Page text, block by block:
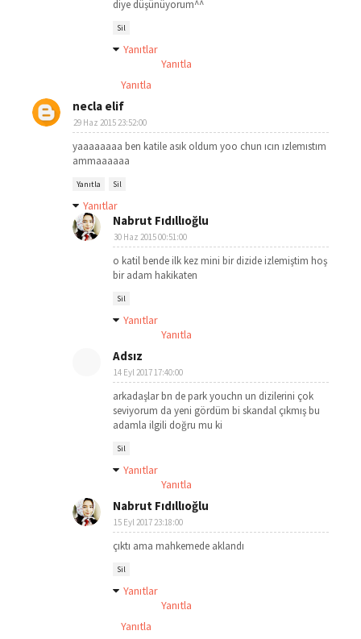
diye düşünüyorum^^
Sil
Yanıtlar
Yanıtla
Yanıtla
necla elif
29 Haz 2015 23:52:00
yaaaaaaaa ben katile asık oldum yoo chun ıcın ızlemıstım
ammaaaaaa
Yanıtla Sil
Yanıtlar
Nabrut Fıdıllıoğlu
30 Haz 2015 00:51:00
o katil bende ilk kez mini bir dizide izlemiştim hoş
bir adam hakikaten
Sil
Yanıtlar
Yanıtla
Adsız
14 Eyl 2017 17:40:00
arkadaşlar bn de park youchn un dizilerini çok
seviyorum da yeni gördüm bi skandal çıkmış bu
adamla ilgili doğru mu ki
Sil
Yanıtlar
Yanıtla
Nabrut Fıdıllıoğlu
15 Eyl 2017 23:18:00
çıktı ama mahkemede aklandı
Sil
Yanıtlar
Yanıtla
Yanıtla